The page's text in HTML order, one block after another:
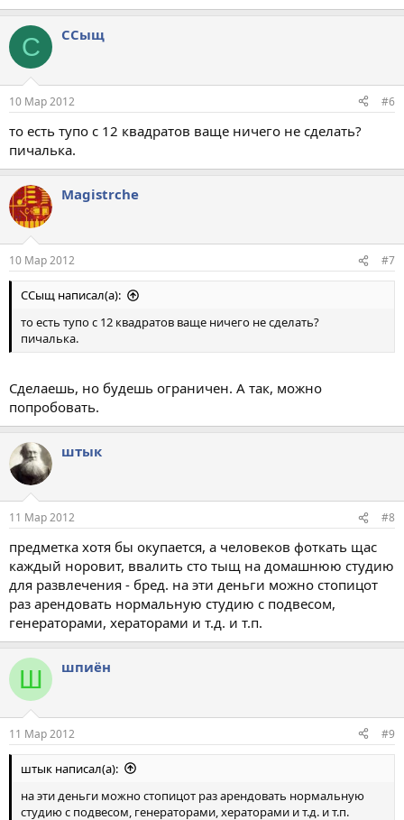
С ССыщ
10 Мар 2012 #6
то есть тупо с 12 квадратов ваще ничего не сделать?
пичалька.
Magistrche
10 Мар 2012 #7
ССыщ написал(а):
то есть тупо с 12 квадратов ваще ничего не сделать?
пичалька.
Сделаешь, но будешь ограничен. А так, можно
попробовать.
штык
11 Мар 2012 #8
предметка хотя бы окупается, а человеков фоткать щас
каждый норовит, ввалить сто тыщ на домашнюю студию
для развлечения - бред. на эти деньги можно стопицот
раз арендовать нормальную студию с подвесом,
генераторами, хераторами и т.д. и т.п.
Ш шпиён
11 Мар 2012 #9
штык написал(а):
на эти деньги можно стопицот раз арендовать нормальную
студию с подвесом, генераторами, хераторами и т.д. и т.п.